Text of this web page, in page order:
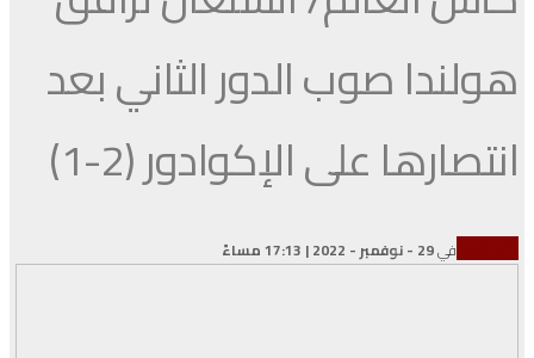
هولندا صوب الدور الثاني بعد
انتصارها على الإكوادور (2-1)
في29 - نوفمبر - 2022 | 17:13 مساءً